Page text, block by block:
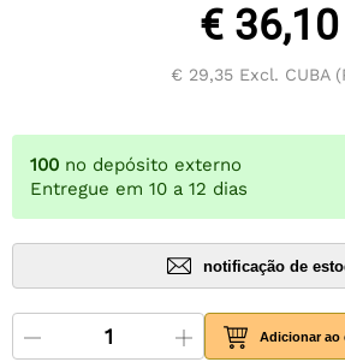
€ 36,10
€ 29,35Excl. CUBA
100 no depósito externo
Entregue em 10 a 12 dias
notificação de
Adicionar ao